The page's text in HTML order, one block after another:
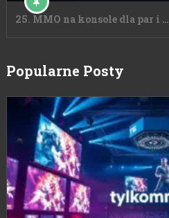
25. MMO na konsole dla par i …
Popularne Posty